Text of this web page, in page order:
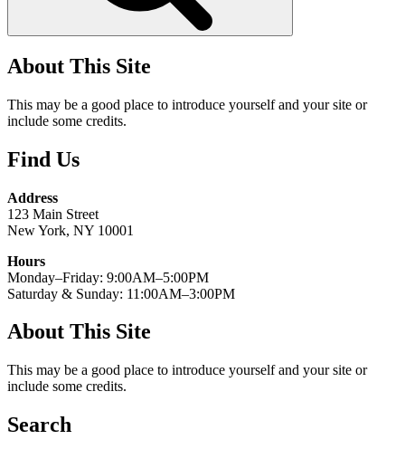
About This Site
This may be a good place to introduce yourself and your site or
include some credits.
Find Us
Address
123 Main Street
New York, NY 10001
Hours
Monday–Friday: 9:00AM–5:00PM
Saturday & Sunday: 11:00AM–3:00PM
About This Site
This may be a good place to introduce yourself and your site or
include some credits.
Search